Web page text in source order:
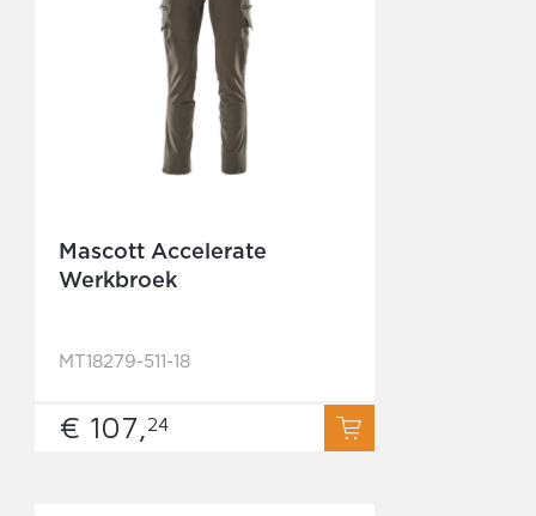
Mascott Accelerate
Werkbroek
MT18279-511-18
€ 107,24